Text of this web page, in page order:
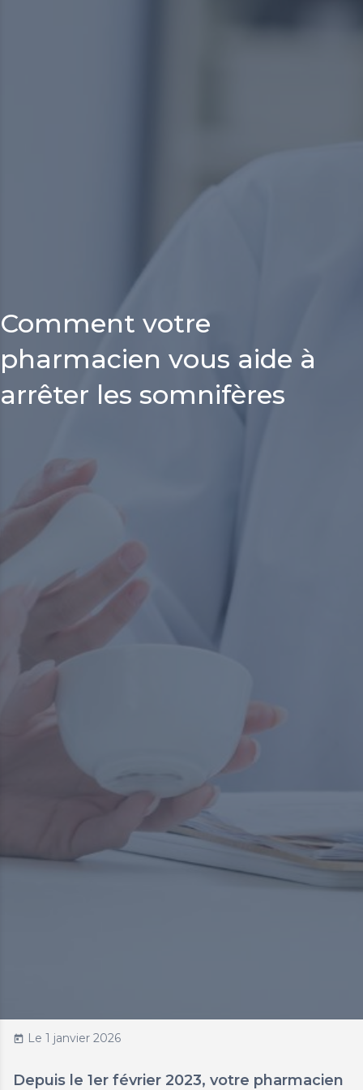
Comment votre
pharmacien vous aide à
arrêter les somnifères
today Le 1 janvier 2026
Depuis le 1er février 2023, votre pharmacien